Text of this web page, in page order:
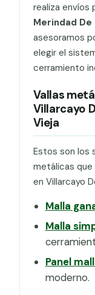
realiza envíos
Merindad De
asesoramos
elegir el
cerramiento
Vallas
Villarcayo
Vieja
Estos son los
metálicas
en Villarcayo
Malla
Malla
Panel
moderno.